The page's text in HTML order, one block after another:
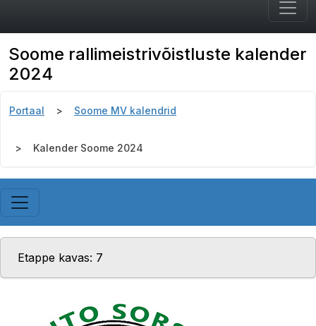
Soome rallimeistrivõistluste kalender
2024
Portaal Soome MV kalendrid
Kalender Soome 2024
Etappe kavas: 7